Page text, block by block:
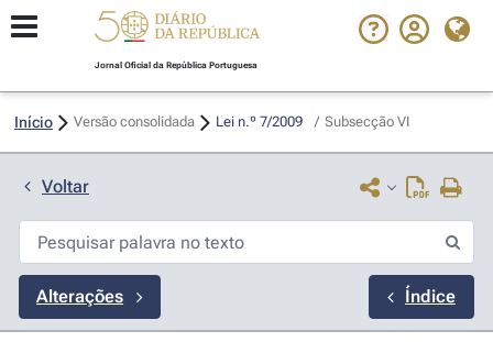
Jornal Oficial da República Portuguesa
Início Versão consolidada Lei n.º 7/2009 / Subsecção VI
Voltar
Alterações Índice